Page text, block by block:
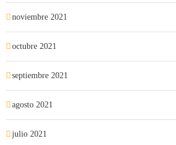
noviembre 2021
octubre 2021
septiembre 2021
agosto 2021
julio 2021